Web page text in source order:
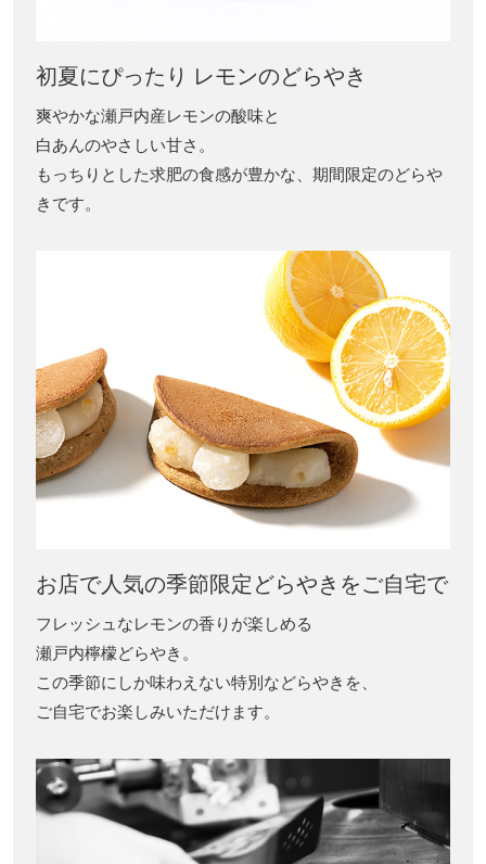
初夏にぴったり レモンのどらやき
爽やかな瀬戸内産レモンの酸味と
白あんのやさしい甘さ。
もっちりとした求肥の食感が豊かな、期間限定のどらや
きです。
お店で人気の季節限定どらやきをご自宅で
フレッシュなレモンの香りが楽しめる
瀬戸内檸檬どらやき。
この季節にしか味わえない特別などらやきを、
ご自宅でお楽しみいただけます。